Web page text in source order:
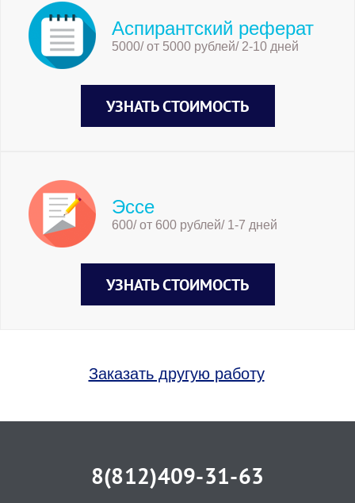
Аспирантский реферат
5000/ от 5000 рублей/ 2-10 дней
УЗНАТЬ СТОИМОСТЬ
Эссе
600/ от 600 рублей/ 1-7 дней
УЗНАТЬ СТОИМОСТЬ
Заказать другую работу
8(812)409-31-63